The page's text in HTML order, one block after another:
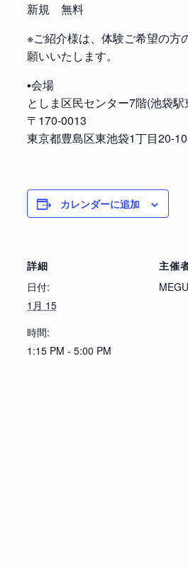
新規 無料
※ご紹介様は、体験ご希望の方
願いいたします。
▪️会場
としま区民センター7階(池袋
〒170-0013
東京都豊島区東池袋1丁目20-10
カレンダーに追加
詳細
日付:
1月 15
時間:
1:15 PM - 5:00 PM
主催